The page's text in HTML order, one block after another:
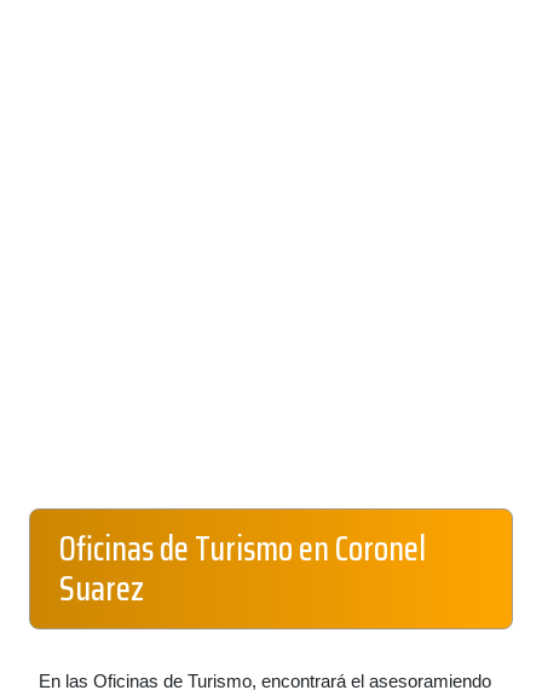
Oficinas de Turismo en Coronel
Suarez
En las Oficinas de Turismo, encontrará el asesoramiendo